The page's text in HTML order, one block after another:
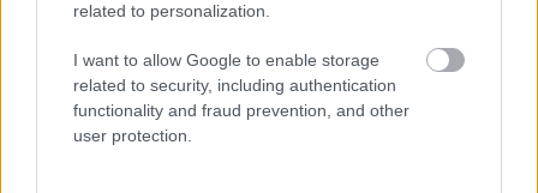
related to personalization.
I want to allow Google to enable storage
related to security, including authentication
functionality and fraud prevention, and other
user protection.